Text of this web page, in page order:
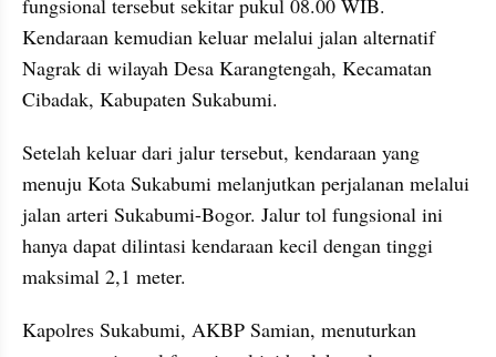
Kendaraan kemudian keluar melalui jalan alternatif
Nagrak di wilayah Desa Karangtengah, Kecamatan
Cibadak, Kabupaten Sukabumi.
Setelah keluar dari jalur tersebut, kendaraan yang
menuju Kota Sukabumi melanjutkan perjalanan melalui
jalan arteri Sukabumi-Bogor. Jalur tol fungsional ini
hanya dapat dilintasi kendaraan kecil dengan tinggi
maksimal 2,1 meter.
Kapolres Sukabumi, AKBP Samian, menuturkan